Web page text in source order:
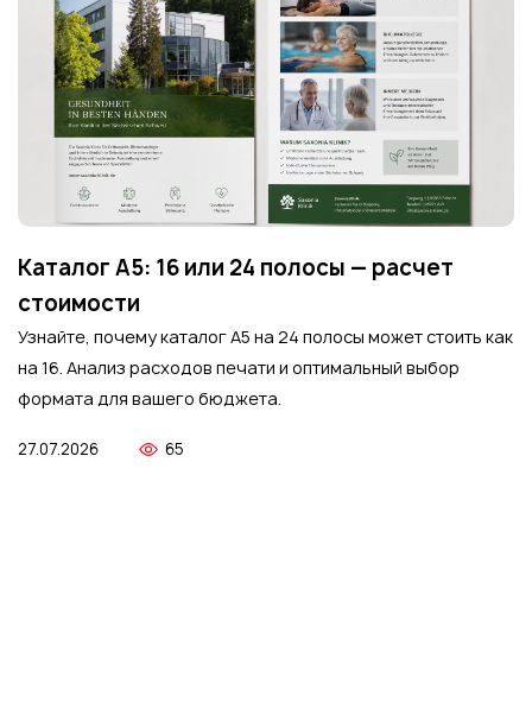
Каталог А5: 16 или 24 полосы — расчет
стоимости
Узнайте, почему каталог А5 на 24 полосы может стоить как
на 16. Анализ расходов печати и оптимальный выбор
формата для вашего бюджета.
27.07.2026 65